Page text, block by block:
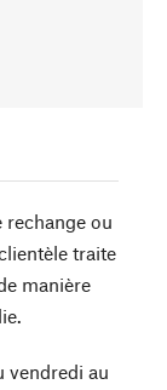
rechange ou
traite
manière
vendredi au